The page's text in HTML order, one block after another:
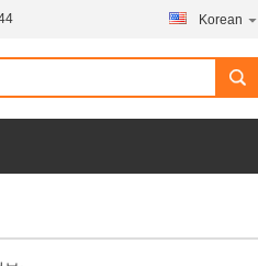
Korean